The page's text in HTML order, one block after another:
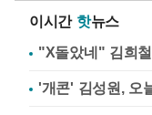
이시간 핫뉴스
"X돌았네" 김희
'개콘' 김성원, 오